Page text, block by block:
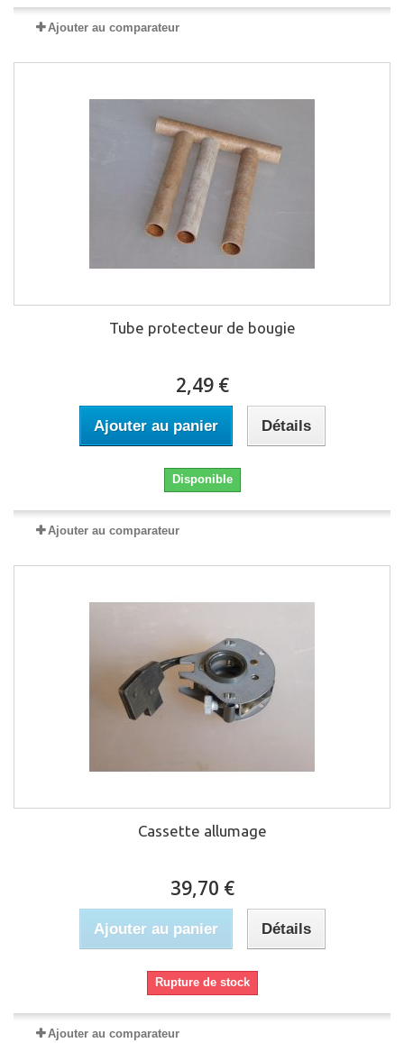
Ajouter au comparateur
Tube protecteur de bougie
2,49 €
Ajouter au panier Détails
Disponible
Ajouter au comparateur
Cassette allumage
39,70 €
Ajouter au panier Détails
Rupture de stock
Ajouter au comparateur